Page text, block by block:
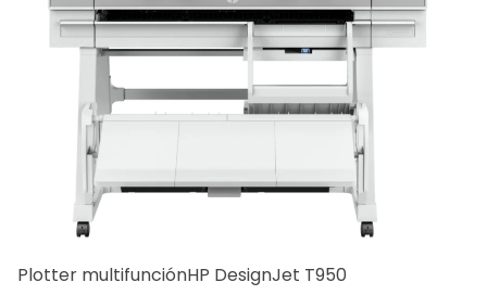
Plotter multifunciónHP DesignJet T950